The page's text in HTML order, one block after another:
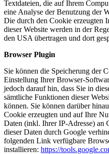
Textdateien, die auf Ihrem
eine Analyse der Benutzung der
Die durch den Cookie erzeugten
dieser Website werden in der
den USA übertragen und dort
Browser Plugin
Sie können die Speicherung der
Einstellung Ihrer Browser-
jedoch darauf hin, dass Sie in
sämtliche Funktionen dieser
können. Sie können darüber
Cookie erzeugten und auf Ihre
Daten (inkl. Ihrer IP-Adresse) an
dieser Daten durch Google
folgenden Link verfügbare
installieren: https://